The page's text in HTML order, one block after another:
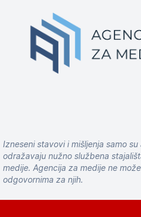
Izneseni stavovi i mišljenja samo
odražavaju nužno službena
medije. Agencija za medije ne
odgovornima za njih.